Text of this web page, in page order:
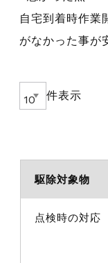
自宅到着時作業
がなかった事が
件表示
駆除対象物
点検時の対応